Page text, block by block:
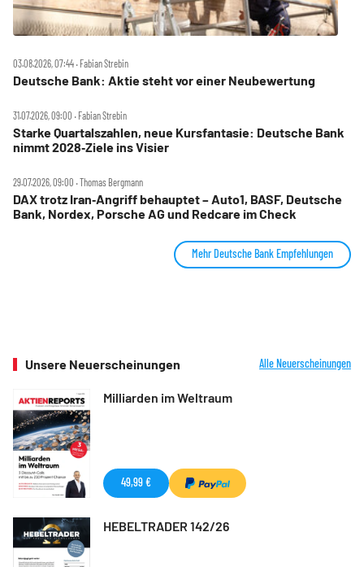
03.08.2026, 07:44 ‧ Fabian Strebin
Deutsche Bank: Aktie steht vor einer Neubewertung
31.07.2026, 09:00 ‧ Fabian Strebin
Starke Quartalszahlen, neue Kursfantasie: Deutsche Bank
nimmt 2028‑Ziele ins Visier
29.07.2026, 09:00 ‧ Thomas Bergmann
DAX trotz Iran‑Angriff behauptet – Auto1, BASF, Deutsche
Bank, Nordex, Porsche AG und Redcare im Check
Mehr Deutsche Bank Empfehlungen
Unsere Neuerscheinungen Alle Neuerscheinungen
Milliarden im Weltraum
49,99 €
HEBELTRADER 142/26